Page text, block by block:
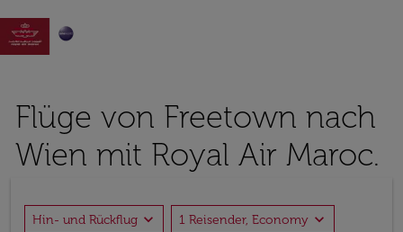

Flüge von Freetown nach
Wien mit Royal Air Maroc.
Hin- und Rückflug expand_more 1 Reisender, Economy expand_more